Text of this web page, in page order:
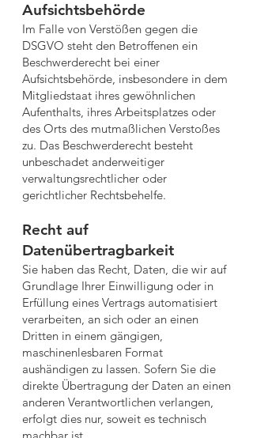
Aufsichtsbehörde
Im Falle von Verstößen gegen die
DSGVO steht den Betroffenen ein
Beschwerderecht bei einer
Aufsichtsbehörde, insbesondere in dem
Mitgliedstaat ihres gewöhnlichen
Aufenthalts, ihres Arbeitsplatzes oder
des Orts des mutmaßlichen Verstoßes
zu. Das Beschwerderecht besteht
unbeschadet anderweitiger
verwaltungsrechtlicher oder
gerichtlicher Rechtsbehelfe.
Recht auf
Datenübertragbarkeit
Sie haben das Recht, Daten, die wir auf
Grundlage Ihrer Einwilligung oder in
Erfüllung eines Vertrags automatisiert
verarbeiten, an sich oder an einen
Dritten in einem gängigen,
maschinenlesbaren Format
aushändigen zu lassen. Sofern Sie die
direkte Übertragung der Daten an einen
anderen Verantwortlichen verlangen,
erfolgt dies nur, soweit es technisch